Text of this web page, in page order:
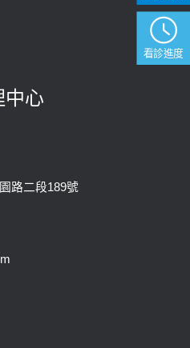
中心
路二段189號
看診進度